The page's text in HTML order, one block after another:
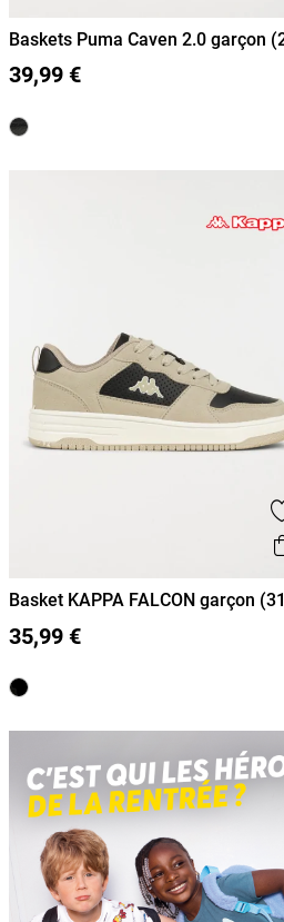
28 29 30 31 32 33 34
Baskets Puma Caven 2.0 garçon
39,99 €
favoris
rapide
31 32 33 34 35 36 37
Basket KAPPA FALCON garçon
35,99 €